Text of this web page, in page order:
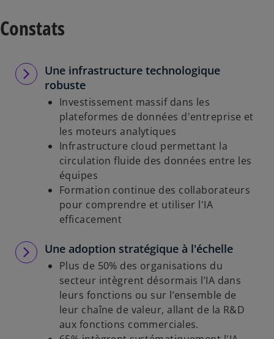
Constats
Une infrastructure technologique
robuste
Investissement massif dans les
plateformes de données d'entreprise et
les moteurs analytiques
Infrastructure cloud permettant la
circulation fluide des données entre les
équipes
Formation continue des collaborateurs
pour comprendre et utiliser l'IA
efficacement
Une adoption stratégique à l'échelle
Plus de 50% des organisations du
secteur intègrent désormais l’IA dans
leurs fonctions ou sur l’ensemble de
leur chaîne de valeur, allant de la R&D
aux fonctions commerciales.